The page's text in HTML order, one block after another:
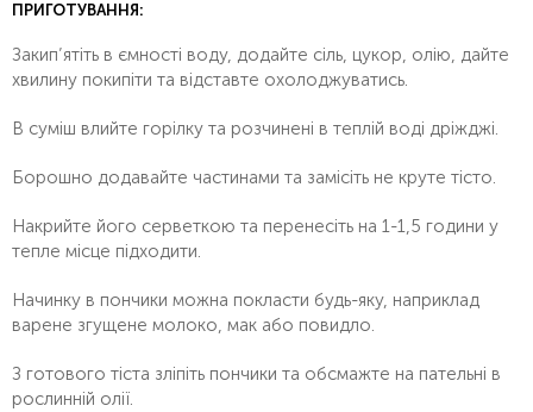
ПРИГОТУВАННЯ:
Закип’ятіть в ємності воду, додайте сіль, цукор, олію, дайте
хвилину покипіти та відставте охолоджуватись.
В суміш влийте горілку та розчинені в теплій воді дріжджі.
Борошно додавайте частинами та замісіть не круте тісто.
Накрийте його серветкою та перенесіть на 1-1,5 години у
тепле місце підходити.
Начинку в пончики можна покласти будь-яку, наприклад
варене згущене молоко, мак або повидло.
З готового тіста зліпіть пончики та обсмажте на пательні в
рослинній олії.